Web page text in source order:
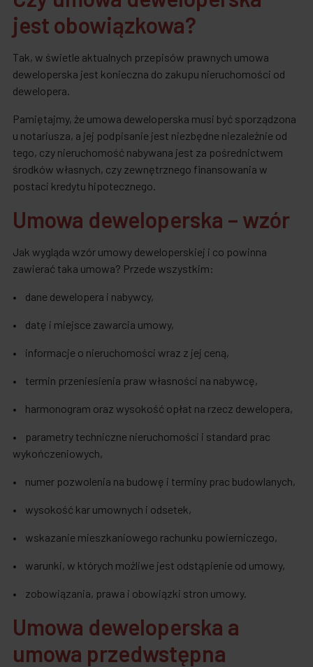
jest obowiązkowa?
Tak, w świetle aktualnych przepisów prawnych umowa
deweloperska jest konieczna do zakupu nieruchomości od
dewelopera.
Pamiętajmy, że umowa deweloperska musi być sporządzona
u notariusza, a jej podpisanie jest niezbędne niezależnie od
tego, czy nieruchomość nabywana jest za pośrednictwem
środków własnych, czy zewnętrznego finansowania w
postaci kredytu hipotecznego.
Umowa deweloperska – wzór
Jak wygląda wzór umowy deweloperskiej i co powinna
zawierać taka umowa? Przede wszystkim:
• dane dewelopera i nabywcy,
• datę i miejsce zawarcia umowy,
• informacje o nieruchomości wraz z jej ceną,
• termin przeniesienia praw własności na nabywcę,
• harmonogram oraz wysokość opłat na rzecz dewelopera,
• parametry techniczne nieruchomości i standard prac
wykończeniowych,
• numer pozwolenia na budowę i terminy prac budowlanych,
• wysokość kar umownych i odsetek,
• wskazanie mieszkaniowego rachunku powierniczego,
• warunki, w których możliwe jest odstąpienie od umowy,
• zobowiązania, prawa i obowiązki stron umowy.
Umowa deweloperska a
umowa przedwstępna